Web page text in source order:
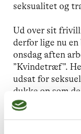
seksualitet og
Ud over sit
derfor lige nu
onsdag aften
”Kvindetræf”.
udsat for
dukke op som
på tværs, hvis